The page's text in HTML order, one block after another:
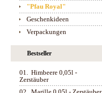
"Pfau Royal"
Geschenkideen
Verpackungen
Bestseller
01. Himbeere 0,05l -
Zerstäuber